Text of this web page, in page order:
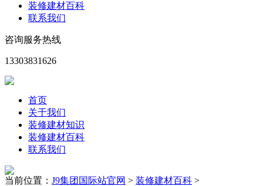
装修建材百科
联系我们
咨询服务热线
13303831626
首页
关于我们
装修建材知识
装修建材百科
联系我们
当前位置： J9集团国际站官网 > 装修建材百科 >